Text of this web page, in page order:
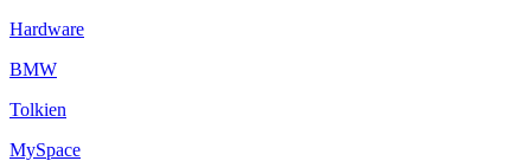
Hardware
BMW
Tolkien
MySpace